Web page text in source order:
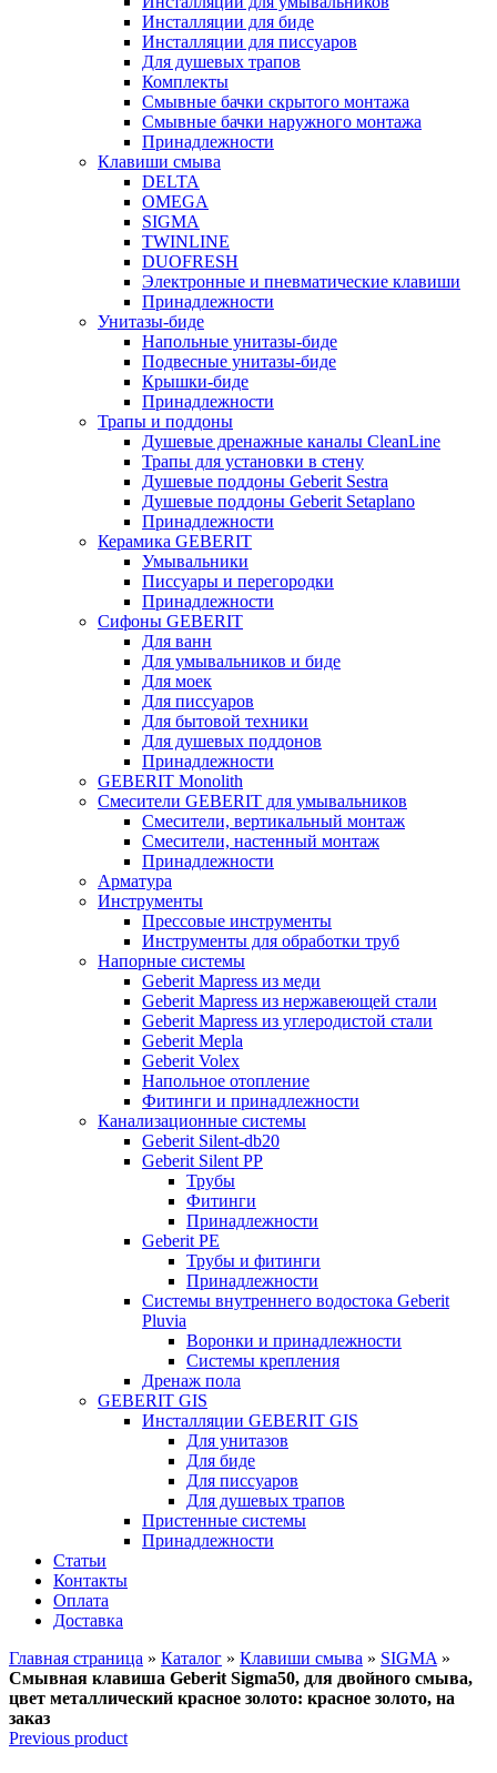
Инсталляции для биде
Инсталляции для писсуаров
Для душевых трапов
Комплекты
Смывные бачки скрытого монтажа
Смывные бачки наружного монтажа
Принадлежности
Клавиши смыва
DELTA
OMEGA
SIGMA
TWINLINE
DUOFRESH
Электронные и пневматические клавиши
Принадлежности
Унитазы-биде
Напольные унитазы-биде
Подвесные унитазы-биде
Крышки-биде
Принадлежности
Трапы и поддоны
Душевые дренажные каналы CleanLine
Трапы для установки в стену
Душевые поддоны Geberit Sestra
Душевые поддоны Geberit Setaplano
Принадлежности
Керамика GEBERIT
Умывальники
Писсуары и перегородки
Принадлежности
Сифоны GEBERIT
Для ванн
Для умывальников и биде
Для моек
Для писсуаров
Для бытовой техники
Для душевых поддонов
Принадлежности
GEBERIT Monolith
Смесители GEBERIT для умывальников
Смесители, вертикальный монтаж
Смесители, настенный монтаж
Принадлежности
Арматура
Инструменты
Прессовые инструменты
Инструменты для обработки труб
Напорные системы
Geberit Mapress из меди
Geberit Mapress из нержавеющей стали
Geberit Mapress из углеродистой стали
Geberit Mepla
Geberit Volex
Напольное отопление
Фитинги и принадлежности
Канализационные системы
Geberit Silent-db20
Geberit Silent PP
Трубы
Фитинги
Принадлежности
Geberit PE
Трубы и фитинги
Принадлежности
Системы внутреннего водостока Geberit
Pluvia
Воронки и принадлежности
Системы крепления
Дренаж пола
GEBERIT GIS
Инсталляции GEBERIT GIS
Для унитазов
Для биде
Для писсуаров
Для душевых трапов
Пристенные системы
Принадлежности
Статьи
Контакты
Оплата
Доставка
Главная страница » Каталог » Клавиши смыва » SIGMA »
Смывная клавиша Geberit Sigma50, для двойного смыва,
цвет металлический красное золото: красное золото, на
заказ
Previous product